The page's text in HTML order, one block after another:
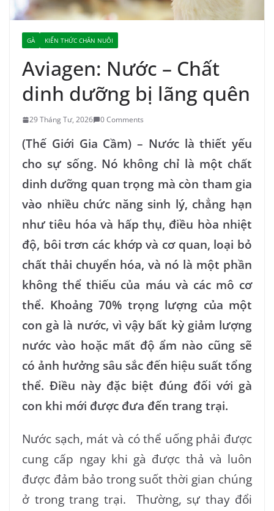
GÀ KIẾN THỨC CHĂN NUÔI
Aviagen: Nước – Chất
dinh dưỡng bị lãng quên
29 Tháng Tư, 2026 0 Comments
(Thế Giới Gia Cầm) – Nước là thiết yếu
cho sự sống. Nó không chỉ là một chất
dinh dưỡng quan trọng mà còn tham gia
vào nhiều chức năng sinh lý, chẳng hạn
như tiêu hóa và hấp thụ, điều hòa nhiệt
độ, bôi trơn các khớp và cơ quan, loại bỏ
chất thải chuyển hóa, và nó là một phần
không thể thiếu của máu và các mô cơ
thể. Khoảng 70% trọng lượng của một
con gà là nước, vì vậy bất kỳ giảm lượng
nước vào hoặc mất độ ẩm nào cũng sẽ
có ảnh hưởng sâu sắc đến hiệu suất tổng
thể. Điều này đặc biệt đúng đối với gà
con khi mới được đưa đến trang trại.
Nước sạch, mát và có thể uống phải được
cung cấp ngay khi gà được thả và luôn
được đảm bảo trong suốt thời gian chúng
ở trong trang trại. Thường, sự thay đổi